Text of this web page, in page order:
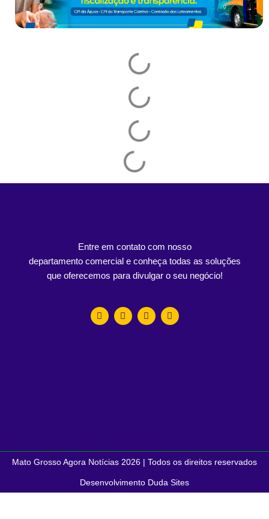
Entre em contato com nosso
departamento comercial e conheça todas as soluções
que oferecemos para divulgar o seu negócio!
Mato Grosso Agora Notícias 2026 | Todos os direitos reservados
Desenvolvimento Duda Sites